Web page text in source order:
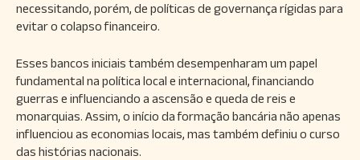
necessitando, porém, de políticas de governança rígidas para
evitar o colapso financeiro.
Esses bancos iniciais também desempenharam um papel
fundamental na política local e internacional, financiando
guerras e influenciando a ascensão e queda de reis e
monarquias. Assim, o início da formação bancária não apenas
influenciou as economias locais, mas também definiu o curso
das histórias nacionais.